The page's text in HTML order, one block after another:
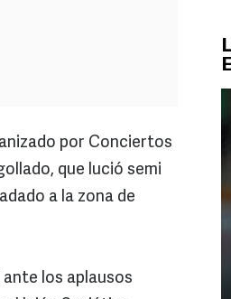
por Conciertos
que lució semi
a la zona de
los aplausos